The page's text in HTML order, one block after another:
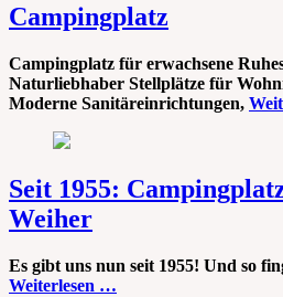
Campingplatz
Campingplatz für erwachsene
Naturliebhaber Stellplätze für
Moderne Sanitäreinrichtungen,
Seit 1955:
Weiher
Es gibt uns nun seit 1955! Und so
Weiterlesen …